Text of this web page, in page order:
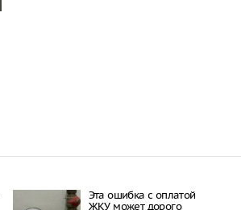
Эта ошибка с оплатой
ЖКУ может дорого